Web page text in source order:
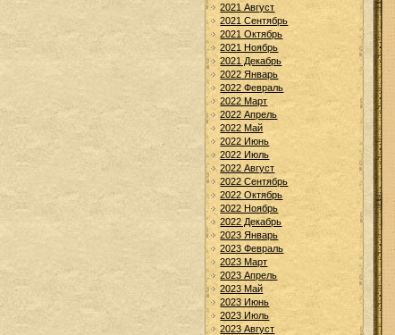
2021 Август
2021 Сентябрь
2021 Октябрь
2021 Ноябрь
2021 Декабрь
2022 Январь
2022 Февраль
2022 Март
2022 Апрель
2022 Май
2022 Июнь
2022 Июль
2022 Август
2022 Сентябрь
2022 Октябрь
2022 Ноябрь
2022 Декабрь
2023 Январь
2023 Февраль
2023 Март
2023 Апрель
2023 Май
2023 Июнь
2023 Июль
2023 Август